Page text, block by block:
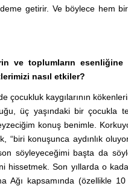
getirir. Ve böylece hem
ve toplumların esenliğine
nasıl etkiler?
çocukluk kaygılarının
üç yaşındaki bir çocukla
konuş benimle.
“biri konuşunca aydınlık
söyleyeceğimi başta da
hissetmek. Son yıllarda o
Ağı kapsamında (özellikle 10